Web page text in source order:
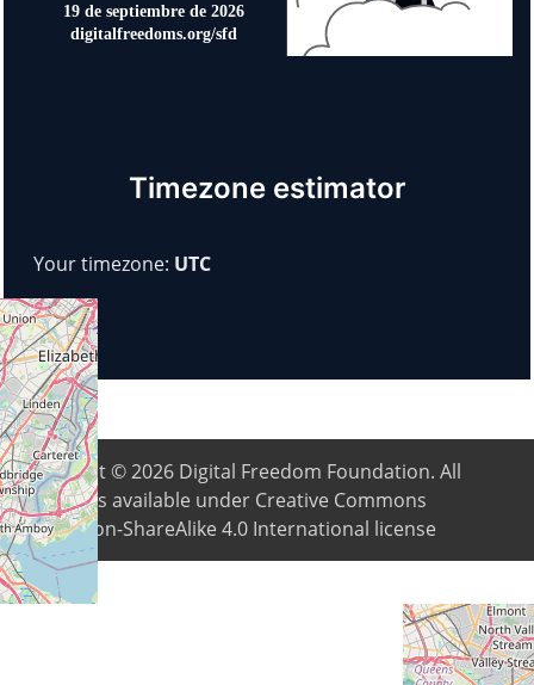
Timezone estimator
Your timezone: UTC
Copyright © 2026 Digital Freedom Foundation. All
content is available under Creative Commons
Attribution-ShareAlike 4.0 International license